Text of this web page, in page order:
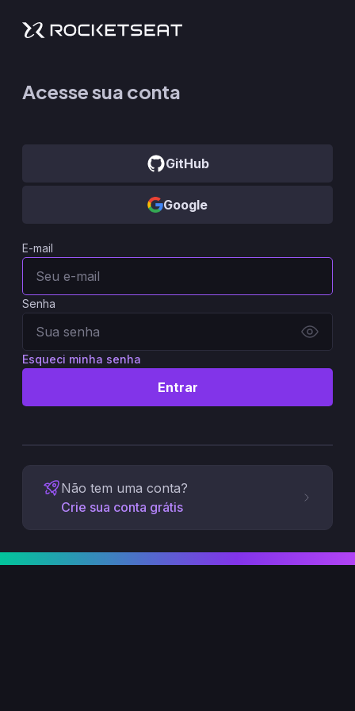
Acesse sua conta
GitHub
Google
E-mail
Senha
Esqueci minha senha
Entrar
Não tem uma conta?
Crie sua conta grátis